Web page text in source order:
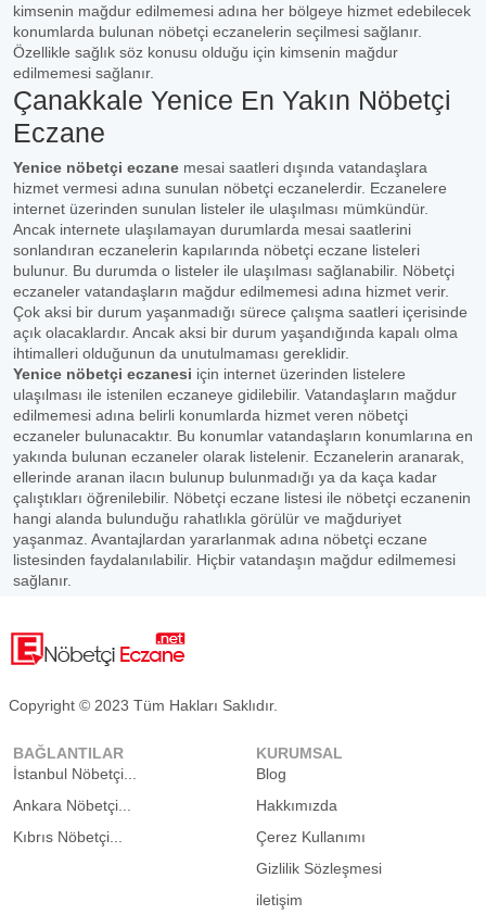
kimsenin mağdur edilmemesi adına her bölgeye hizmet edebilecek
konumlarda bulunan nöbetçi eczanelerin seçilmesi sağlanır.
Özellikle sağlık söz konusu olduğu için kimsenin mağdur
edilmemesi sağlanır.
Çanakkale Yenice En Yakın Nöbetçi
Eczane
Yenice nöbetçi eczane mesai saatleri dışında vatandaşlara
hizmet vermesi adına sunulan nöbetçi eczanelerdir. Eczanelere
internet üzerinden sunulan listeler ile ulaşılması mümkündür.
Ancak internete ulaşılamayan durumlarda mesai saatlerini
sonlandıran eczanelerin kapılarında nöbetçi eczane listeleri
bulunur. Bu durumda o listeler ile ulaşılması sağlanabilir. Nöbetçi
eczaneler vatandaşların mağdur edilmemesi adına hizmet verir.
Çok aksi bir durum yaşanmadığı sürece çalışma saatleri içerisinde
açık olacaklardır. Ancak aksi bir durum yaşandığında kapalı olma
ihtimalleri olduğunun da unutulmaması gereklidir.
Yenice nöbetçi eczanesi için internet üzerinden listelere
ulaşılması ile istenilen eczaneye gidilebilir. Vatandaşların mağdur
edilmemesi adına belirli konumlarda hizmet veren nöbetçi
eczaneler bulunacaktır. Bu konumlar vatandaşların konumlarına en
yakında bulunan eczaneler olarak listelenir. Eczanelerin aranarak,
ellerinde aranan ilacın bulunup bulunmadığı ya da kaça kadar
çalıştıkları öğrenilebilir. Nöbetçi eczane listesi ile nöbetçi eczanenin
hangi alanda bulunduğu rahatlıkla görülür ve mağduriyet
yaşanmaz. Avantajlardan yararlanmak adına nöbetçi eczane
listesinden faydalanılabilir. Hiçbir vatandaşın mağdur edilmemesi
sağlanır.
Copyright © 2023 Tüm Hakları Saklıdır.
BAĞLANTILAR
İstanbul Nöbetçi...
Ankara Nöbetçi...
Kıbrıs Nöbetçi...
KURUMSAL
Blog
Hakkımızda
Çerez Kullanımı
Gizlilik Sözleşmesi
iletişim